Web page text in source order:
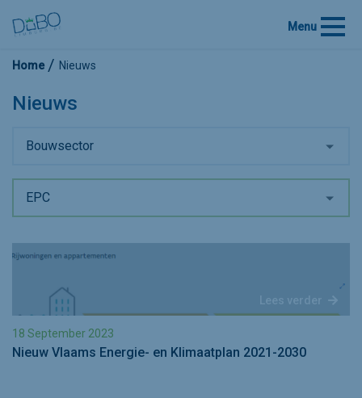
Menu
Home Nieuws
Nieuws
Bouwsector
EPC
Lees verder
18 September 2023
Nieuw Vlaams Energie- en Klimaatplan 2021-2030